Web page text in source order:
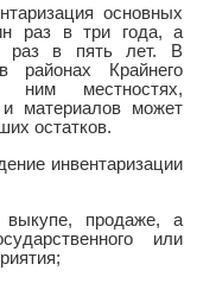
основных
раз в три года, а
раз в пять лет. В
районах Крайнего
местностях,
и материалов может
остатков.
инвентаризации
выкупе, продаже, а
или